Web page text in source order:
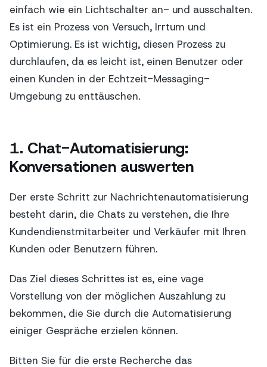
einfach wie ein Lichtschalter an- und ausschalten.
Es ist ein Prozess von Versuch, Irrtum und
Optimierung. Es ist wichtig, diesen Prozess zu
durchlaufen, da es leicht ist, einen Benutzer oder
einen Kunden in der Echtzeit-Messaging-
Umgebung zu enttäuschen.
1. Chat-Automatisierung:
Konversationen auswerten
Der erste Schritt zur Nachrichtenautomatisierung
besteht darin, die Chats zu verstehen, die Ihre
Kundendienstmitarbeiter und Verkäufer mit Ihren
Kunden oder Benutzern führen.
Das Ziel dieses Schrittes ist es, eine vage
Vorstellung von der möglichen Auszahlung zu
bekommen, die Sie durch die Automatisierung
einiger Gespräche erzielen können.
Bitten Sie für die erste Recherche das